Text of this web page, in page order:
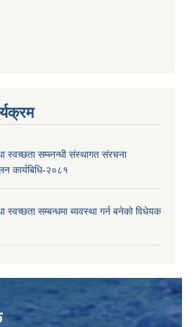
स्वच्छता सम्ब्नन्धी संस्थागत संरचना
कार्यबिधि-२०८१
स्वच्छता सम्बन्धमा ब्यवस्था गर्न बनेको विधेयक